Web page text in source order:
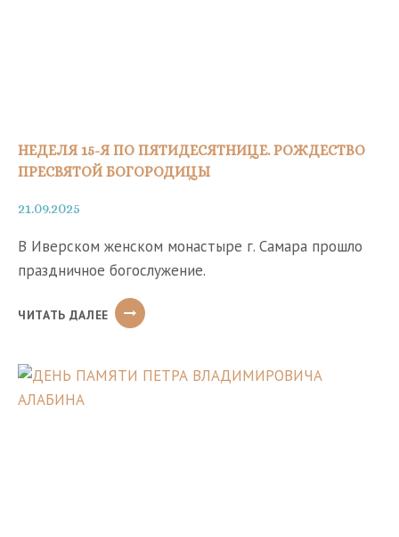
Г.
МОСКВА
НЕДЕЛЯ 15-Я ПО ПЯТИДЕСЯТНИЦЕ. РОЖДЕСТВО
ПРЕСВЯТОЙ БОГОРОДИЦЫ
21.09.2025
В Иверском женском монастыре г. Самара прошло
праздничное богослужение.
ЧИТАТЬ ДАЛЕЕ
НЕДЕЛЯ
15-
ПЯТИДЕСЯТНИЦЕ.